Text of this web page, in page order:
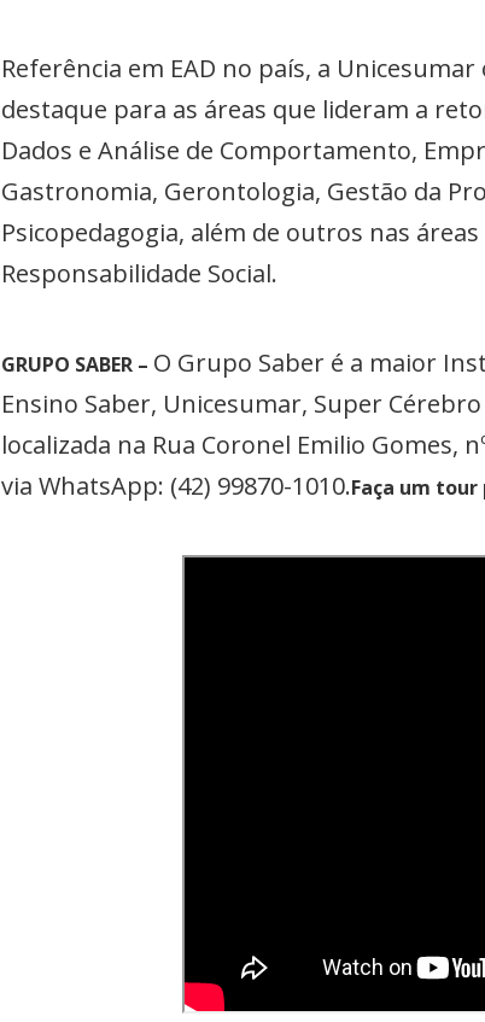
Referência em EAD no país, a
destaque para as áreas que lideram a
Dados e Análise de Comportamento,
Gastronomia, Gerontologia, Gestão da
Psicopedagogia, além de outros nas
Responsabilidade Social.
GRUPO SABER – O Grupo Saber é a maior
Ensino Saber, Unicesumar, Super
localizada na Rua Coronel Emilio
via WhatsApp: (42) 99870-1010.Faça um tour